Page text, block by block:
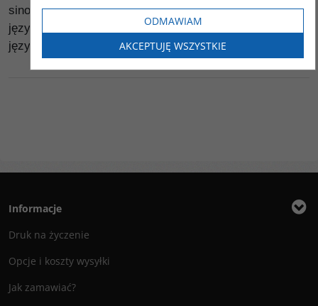
sinologicznego i glottodydaktyki z praktyką nauczania
języka, oceniania i certyfikacji nabytych kompetencji
językowych na poziomie podstawowym.
Informacje
Druk na życzenie
Opcje i koszty wysyłki
Jak zamawiać?
ODMAWIAM
AKCEPTUJĘ WSZYSTKIE